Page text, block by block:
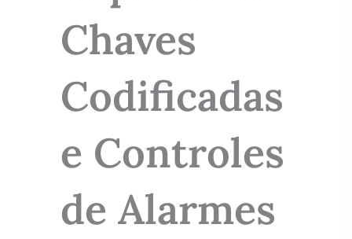
Chaves
Codificadas
e Controles
de Alarmes